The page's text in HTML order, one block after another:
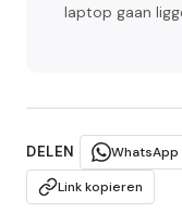
laptop gaan
DELEN WhatsApp
Link kopieren